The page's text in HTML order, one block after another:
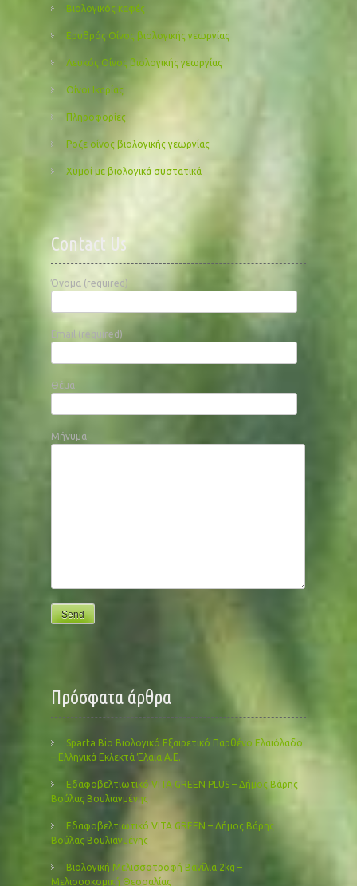
Βιολογικός καφές
Ερυθρός Οίνος βιολογικής γεωργίας
Λευκός Οίνος βιολογικής γεωργίας
Οίνοι Ικαρίας
Πληροφορίες
Ροζε οίνος βιολογικής γεωργίας
Χυμοί με βιολογικά συστατικά
Contact Us
Όνομα (required)
Email (required)
Θέμα
Μήνυμα
Πρόσφατα άρθρα
Sparta Bio Βιολογικό Εξαιρετικό Παρθένο Ελαιόλαδο
– Ελληνικά Εκλεκτά Έλαια Α.Ε.
Εδαφοβελτιωτικό VITA GREEN PLUS – Δήμος Βάρης
Βούλας Βουλιαγμένης
Εδαφοβελτιωτικό VITA GREEN – Δήμος Βάρης
Βούλας Βουλιαγμένης
Βιολογική Μελισσοτροφή Βανίλια 2kg –
Μελισσοκομική Θεσσαλίας